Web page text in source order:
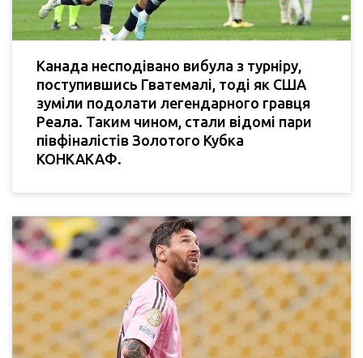
Канада несподівано вибула з турніру,
поступившись Гватемалі, тоді як США
зуміли подолати легендарного гравця
Реала. Таким чином, стали відомі пари
півфіналістів Золотого Кубка
КОНКАКАФ.